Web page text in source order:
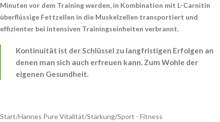
Minuten vor dem Training werden, in Kombination mit L-Carnitin
überflüssige Fettzellen in die Muskelzellen transportiert und
effizienter bei intensiven Trainingseinheiten verbrannt.
Kontinuität ist der Schlüssel zu langfristigen Erfolgen an
denen man sich auch erfreuen kann. Zum Wohle der
eigenen Gesundheit.
Start Hannes Pure Vitalität Stärkung Sport - Fitness